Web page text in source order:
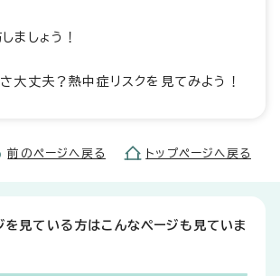
ましょう！
大丈夫？熱中症リスクを見てみよう！
前のページへ戻る トップページへ戻る
を見ている方はこんなページも見ていま